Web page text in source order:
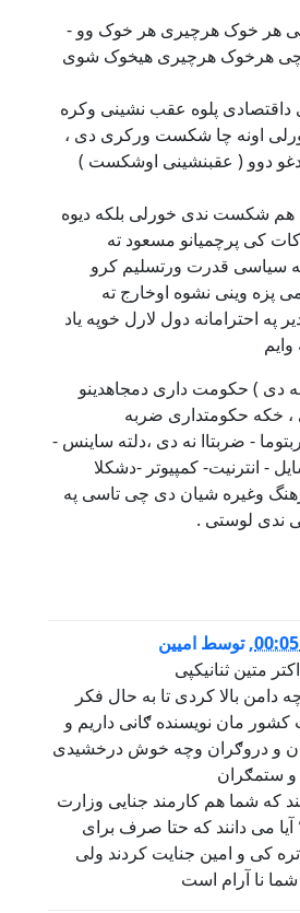
هر خوک هرچیری هر خوک وو -
چی هرخوک هرچیری هیخوک شوی
داقتصادی پلوه عقب نشینی وکره
اونه چا شکست ورکری دی ،
دوو ( عقبنشینی اوشکست )
هم شکست ندی خورلی بلکه دیوه
کی پرچمیانو مسعود ته
ته سیاسی قدرت ورتسلیم کرو
پزه وینی نشوه اوخارج ته
په احترامانه دول لارل خوپه یاد
نه دی ) حکومت داری دمجاهدینو
، خکه حکومتداری ضربه
- ضربتاا نه دی ،دلته ساینس -
- انترنیت- کمپیوتر -دشکلا
وغیره شیان دی چی تاسی په
ندی لوستی .
,توسط امیین
متین ثنانیکپی
دامن بالا کردی تا به حال فکر
مان نویسنده ګانی داریم و
و دروګران وچه خوش درخشیدی
و ستمګران
که شما هم کارمند جنایی وزارت
آیا می دانند که حتا صرف برای
تره کی و امین جنایت کردند ولی
نا آرام است